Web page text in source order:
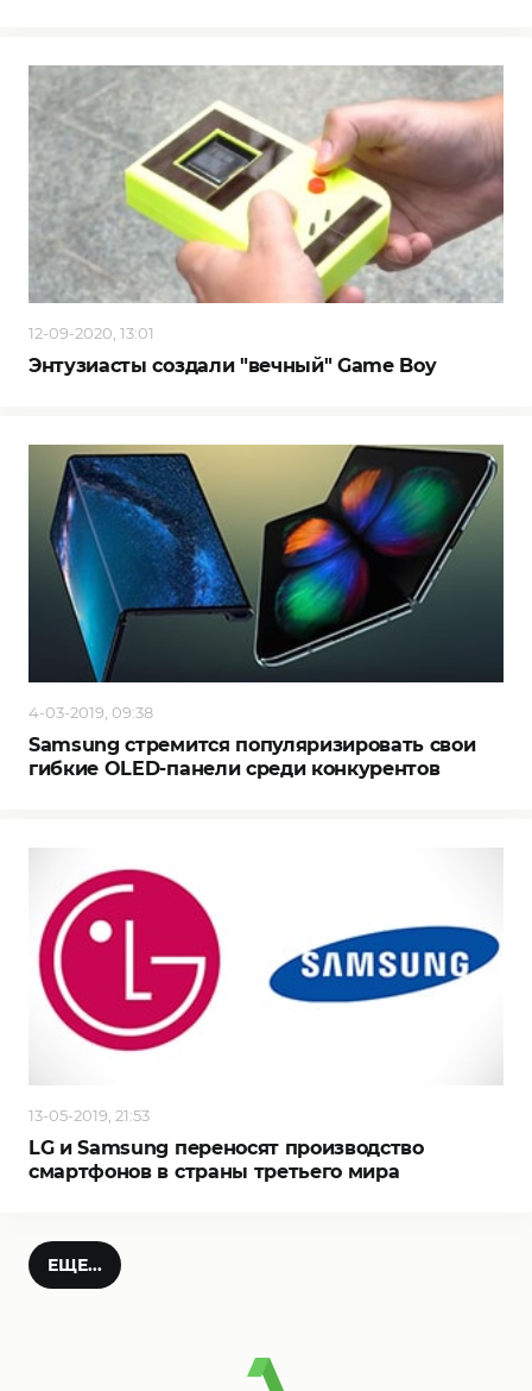
12-09-2020, 13:01
Энтузиасты создали "вечный" Game Boy
4-03-2019, 09:38
Samsung стремится популяризировать свои
гибкие OLED-панели среди конкурентов
13-05-2019, 21:53
LG и Samsung переносят производство
смартфонов в страны третьего мира
ЕЩЕ...